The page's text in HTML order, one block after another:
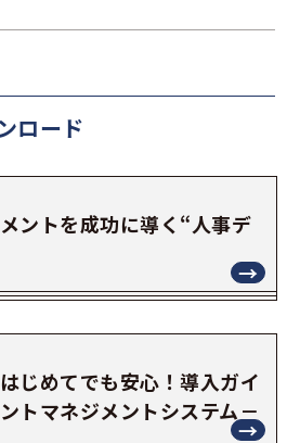
ロード
ントを成功に導く“人事デ
じめてでも安心！導入ガイ
トマネジメントシステム－